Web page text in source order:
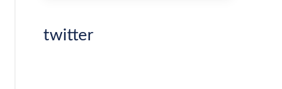
twitter